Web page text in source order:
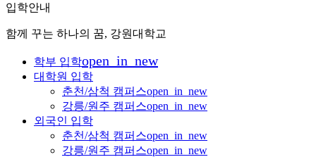
입학안내
함께 꾸는 하나의 꿈, 강원대학교
학부 입학open_in_new
대학원 입학
춘천/삼척 캠퍼스open_in_new
강릉/원주 캠퍼스open_in_new
외국인 입학
춘천/삼척 캠퍼스open_in_new
강릉/원주 캠퍼스open_in_new